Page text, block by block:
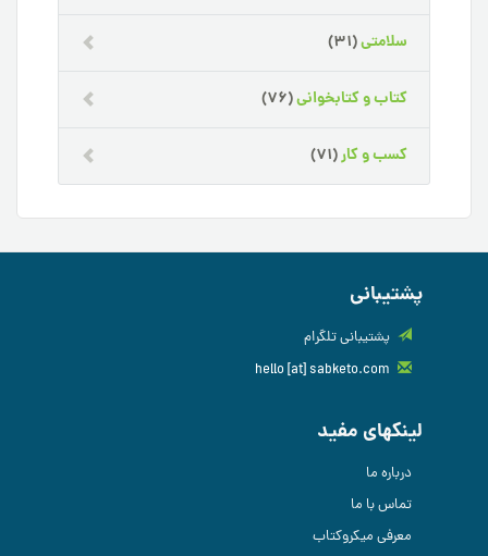
سلامتی(31)
کتاب و کتابخوانی(76)
کسب و کار(71)
پشتیبانی
پشتیبانی تلگرام
لینکهای مفید
درباره ما
تماس با ما
معرفی میکروکتاب